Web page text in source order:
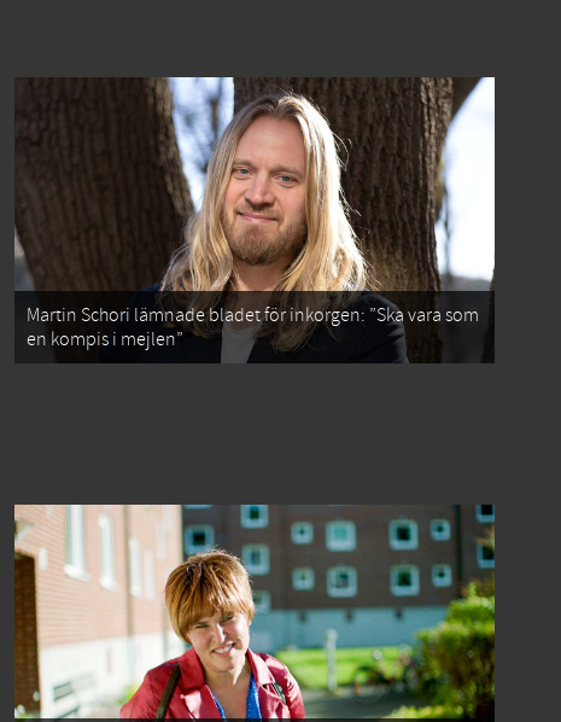
Martin Schori lämnade bladet för inkorgen: ”Ska vara som
en kompis i mejlen”